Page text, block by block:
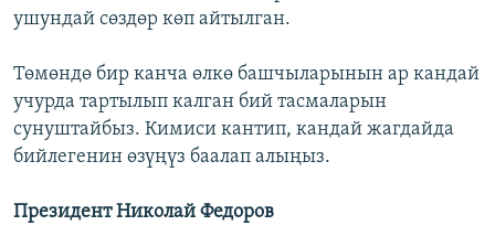
ушундай сөздөр көп айтылган.
Төмөндө бир канча өлкө башчыларынын ар кандай
учурда тартылып калган бий тасмаларын
сунуштайбыз. Кимиси кантип, кандай жагдайда
бийлегенин өзүңүз баалап алыңыз.
Президент Николай Федоров